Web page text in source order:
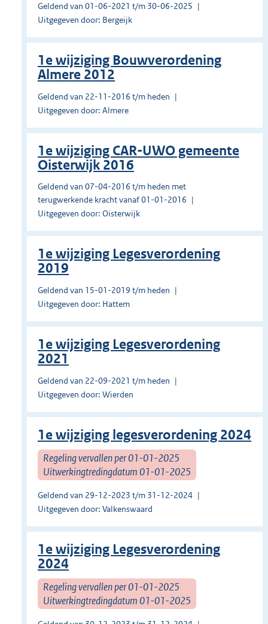
Geldend van 01-06-2021 t/m 30-06-2025
Uitgegeven door: Bergeijk
1e wijziging Bouwverordening
Almere 2012
Geldend van 22-11-2016 t/m heden
Uitgegeven door: Almere
1e wijziging CAR-UWO gemeente
Oisterwijk 2016
Geldend van 07-04-2016 t/m heden met
terugwerkende kracht vanaf 01-01-2016
Uitgegeven door: Oisterwijk
1e wijziging Legesverordening
2019
Geldend van 15-01-2019 t/m heden
Uitgegeven door: Hattem
1e wijziging Legesverordening
2021
Geldend van 22-09-2021 t/m heden
Uitgegeven door: Wierden
1e wijziging legesverordening 2024
Regeling vervallen per 01-01-2025
Uitwerkingtredingdatum 01-01-2025
Geldend van 29-12-2023 t/m 31-12-2024
Uitgegeven door: Valkenswaard
1e wijziging Legesverordening
2024
Regeling vervallen per 01-01-2025
Uitwerkingtredingdatum 01-01-2025